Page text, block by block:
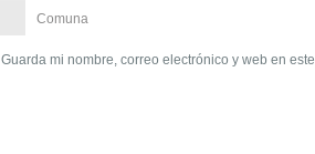
Comuna
Guarda mi nombre, correo electrónico y web en este